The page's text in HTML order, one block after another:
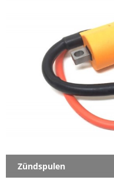
Zündspulen